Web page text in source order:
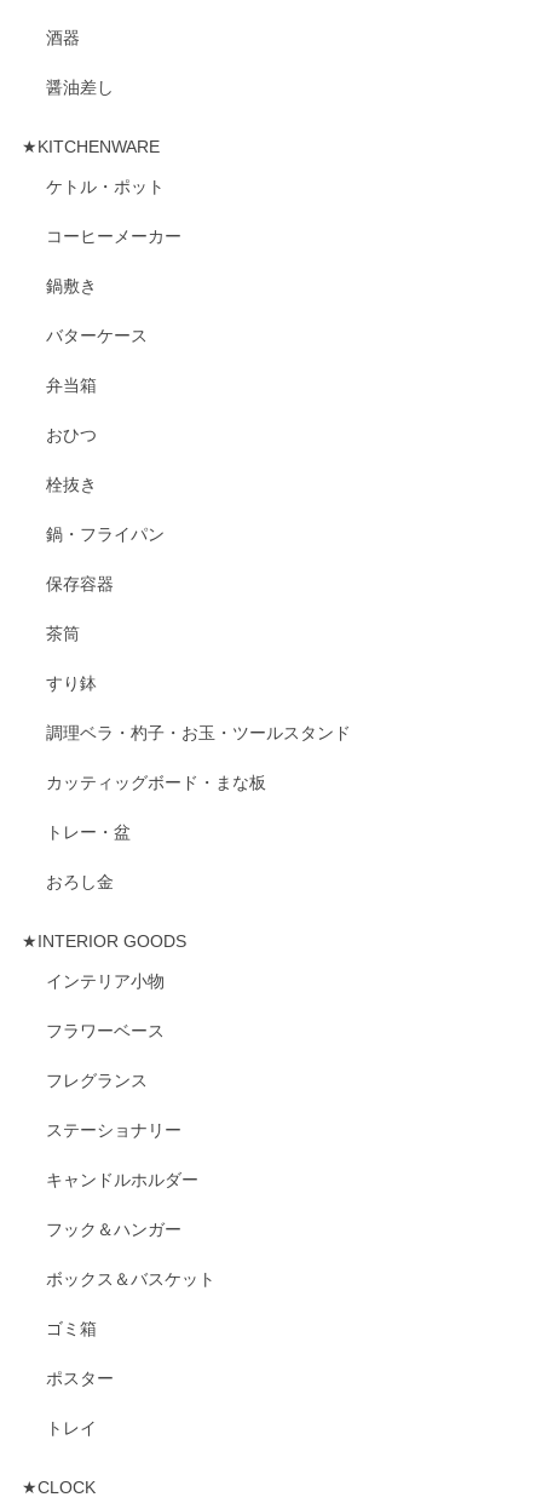
酒器
醤油差し
★KITCHENWARE
ケトル・ポット
コーヒーメーカー
鍋敷き
バターケース
弁当箱
おひつ
栓抜き
鍋・フライパン
保存容器
茶筒
すり鉢
調理ベラ・杓子・お玉・ツールスタンド
カッティッグボード・まな板
トレー・盆
おろし金
★INTERIOR GOODS
インテリア小物
フラワーベース
フレグランス
ステーショナリー
キャンドルホルダー
フック＆ハンガー
ボックス＆バスケット
ゴミ箱
ポスター
トレイ
★CLOCK